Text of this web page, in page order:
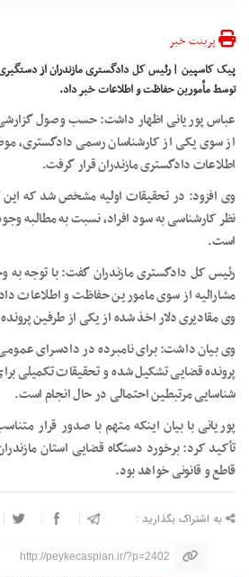
پرینت خبر
پیک کاسپین | رئیس‌ کل دادگستری مازندران از
توسط مأمورین حفاظت و اطلاعات خبر داد.
عباس پوریانی اظهار داشت: حسب وصول
از سوی یکی از کارشناسان رسمی دادگستری،
اطلاعات دادگستری مازندران قرار گرفت.
وی افزود: در تحقیقات اولیه مشخص شد که این
نظر کارشناسی به سود افراد، نسبت به مطالبه
است.
رئیس کل دادگستری مازندران گفت: با توجه به
مشارالیه از سوی مامورین حفاظت و اطلاعات
وی مقادیری دلار اخذ شده از یکی از طرفین
وی بیان داشت: برای نامبرده در دادسرای
پرونده قضایی تشکیل شده و تحقیقات تکمیلی
شناسایی مرتبطین احتمالی در حال انجام است.
پوریانی با بیان اینکه متهم با صدور قرار
تأکید کرد: برخورد دستگاه قضایی استان
قاطع و قانونی خواهد بود.
به اشتراک بگذارید :
http://peykecaspian.ir/?p=2402